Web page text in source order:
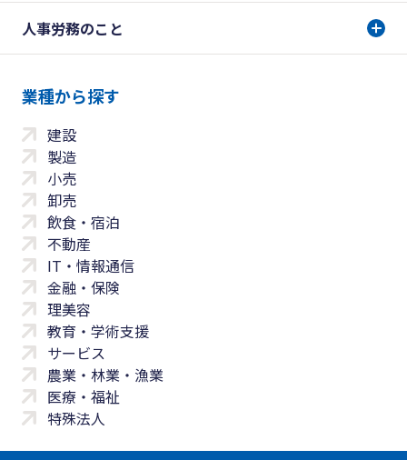
人事労務のこと
業種から探す
建設
製造
小売
卸売
飲食・宿泊
不動産
IT・情報通信
金融・保険
理美容
教育・学術支援
サービス
農業・林業・漁業
医療・福祉
特殊法人